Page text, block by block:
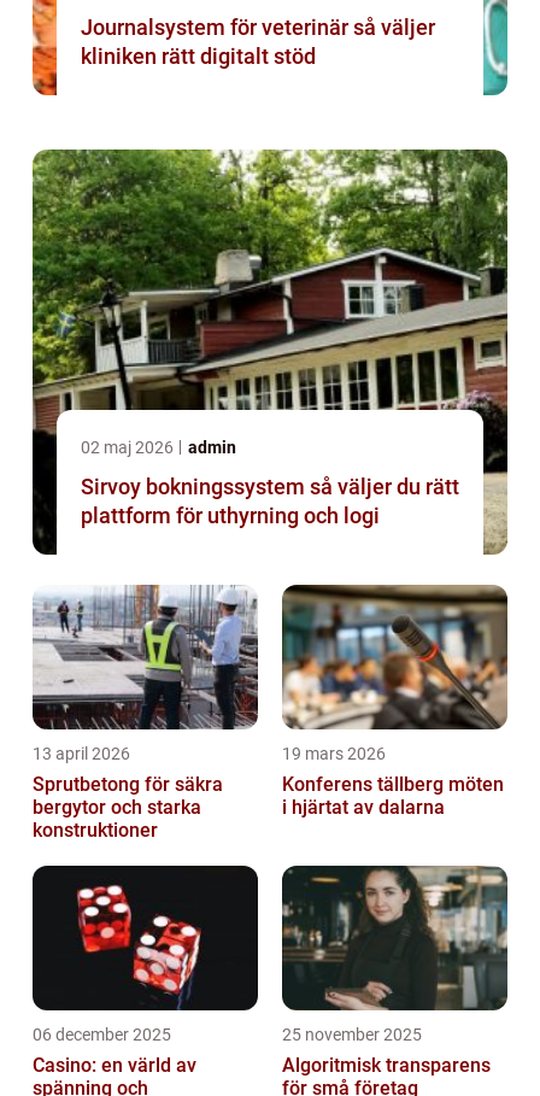
Journalsystem för veterinär så väljer
kliniken rätt digitalt stöd
02 maj 2026 admin
Sirvoy bokningssystem så väljer du rätt
plattform för uthyrning och logi
13 april 2026
Sprutbetong för säkra
bergytor och starka
konstruktioner
19 mars 2026
Konferens tällberg möten
i hjärtat av dalarna
06 december 2025
Casino: en värld av
spänning och
25 november 2025
Algoritmisk transparens
för små företag